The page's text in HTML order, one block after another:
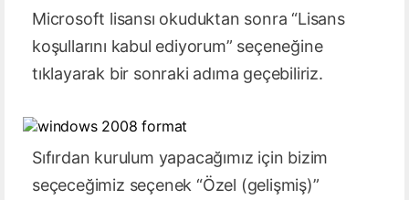
Microsoft lisansı okuduktan sonra “Lisans
koşullarını kabul ediyorum” seçeneğine
tıklayarak bir sonraki adıma geçebiliriz.
Sıfırdan kurulum yapacağımız için bizim
seçeceğimiz seçenek “Özel (gelişmiş)”